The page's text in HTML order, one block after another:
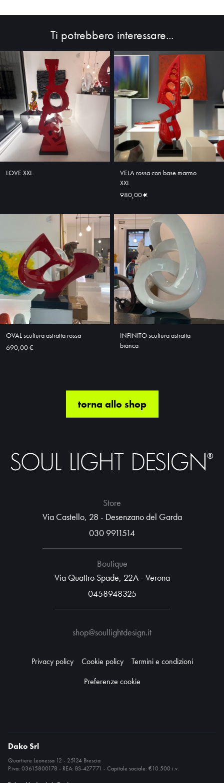
HOME
ABOUT
SHOP
Ti potrebbero interessare...
LOVE XXL
VELA rossa con base marmo
XXL
980,00 €
OVAL scultura astratta rossa
690,00 €
INFINITO scultura astratta
bianca
torna allo shop
Store
Via Castello, 28 - Desenzano del Garda
030 9911514
Boutique
Via Quattro Spade, 22A - Verona
0458948325
shop@soullightdesign.it
Privacy policy Cookie policy
Termini e condizioni
Preferenze cookie
Dako Srl
Quartiere Leonessa 12 - 25124 Brescia
P.iva: 03615800178 - REA: BS-427771 - Capitale sociale: €10.500 i.v.